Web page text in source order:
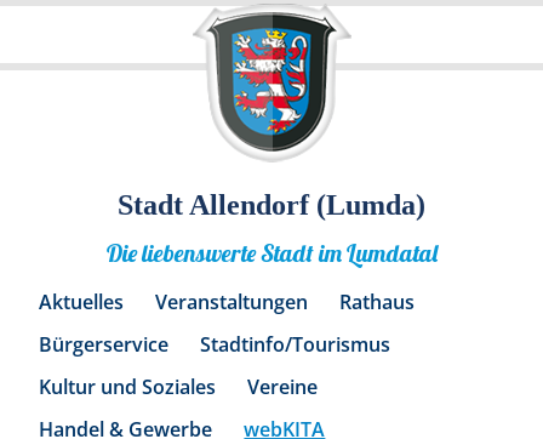
Stadt Allendorf (Lumda)
Die liebenswerte Stadt im Lumdatal
Aktuelles Veranstaltungen
Rathaus
Bürgerservice
Stadtinfo/Tourismus
Kultur und Soziales
Vereine
Handel & Gewerbe
webKITA